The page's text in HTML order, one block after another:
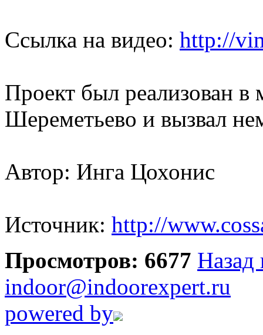
Ссылка на видео: http://
Проект был реализован
Шереметьево и вызвал
Автор: Инга Цохонис
Источник: http://
Просмотров: 6677 Назад
indoor@indoorexpert.ru
powered by